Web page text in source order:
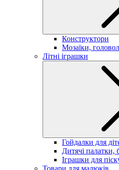
Конструктори
Мозаїки,
Літні іграшки
Гойдалки для
Дитячі палатки,
Іграшки для
Товари для малюків